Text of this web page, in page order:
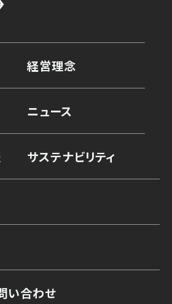
経営理念
ニュース
サステナビリティ
い合わせ